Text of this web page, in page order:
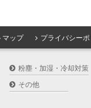
マップ プライバシー
粉塵・加湿・冷却対策
その他